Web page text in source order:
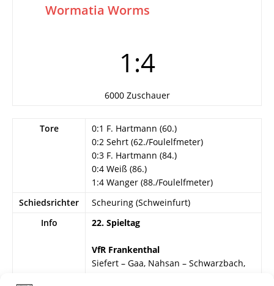
Wormatia Worms
1:4
6000 Zuschauer
Tore
0:1 F. Hartmann (60.)
0:2 Sehrt (62./Foulelfmeter)
0:3 F. Hartmann (84.)
0:4 Weiß (86.)
1:4 Wanger (88./Foulelfmeter)
Schiedsrichter
Scheuring (Schweinfurt)
Info
22. Spieltag
VfR Frankenthal
Siefert – Gaa, Nahsan – Schwarzbach,